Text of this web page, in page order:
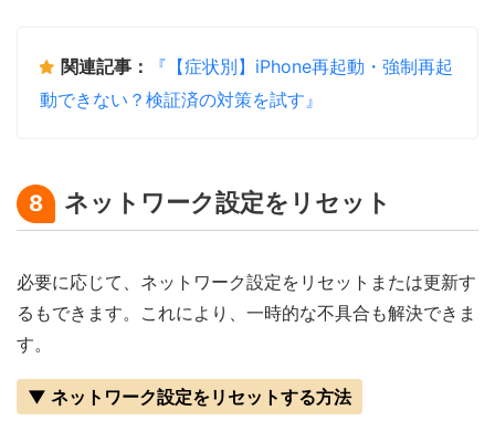
関連記事：
『【症状別】iPhone再起動・強制再起
動できない？検証済の対策を試す』
8 ネットワーク設定をリセット
必要に応じて、ネットワーク設定をリセットまたは更新す
るもできます。これにより、一時的な不具合も解決できま
す。
▼ ネットワーク設定をリセットする方法